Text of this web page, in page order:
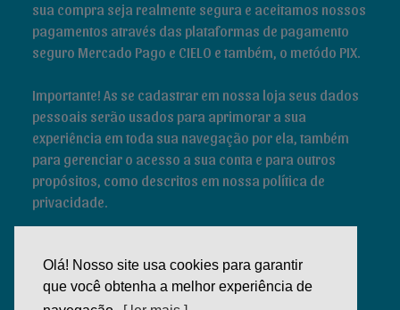
Olá! Nosso site usa cookies para garantir
que você obtenha a melhor experiência de
sua compra seja realmente segura e aceitamos nossos
pagamentos através das plataformas de pagamento
seguro Mercado Pago e CIELO e também, o metódo PIX.
Importante! As se cadastrar em nossa loja seus dados
pessoais serão usados para aprimorar a sua
experiência em toda sua navegação por ela, também
para gerenciar o acesso a sua conta e para outros
propósitos, como descritos em nossa política de
privacidade.